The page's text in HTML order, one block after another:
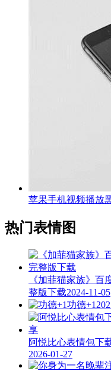
苹果手机视频播放
热门表情图
《加菲猫家族》百
整版下载2024-11-05
功德+1
阿悦比心表情包下
2026-01-27